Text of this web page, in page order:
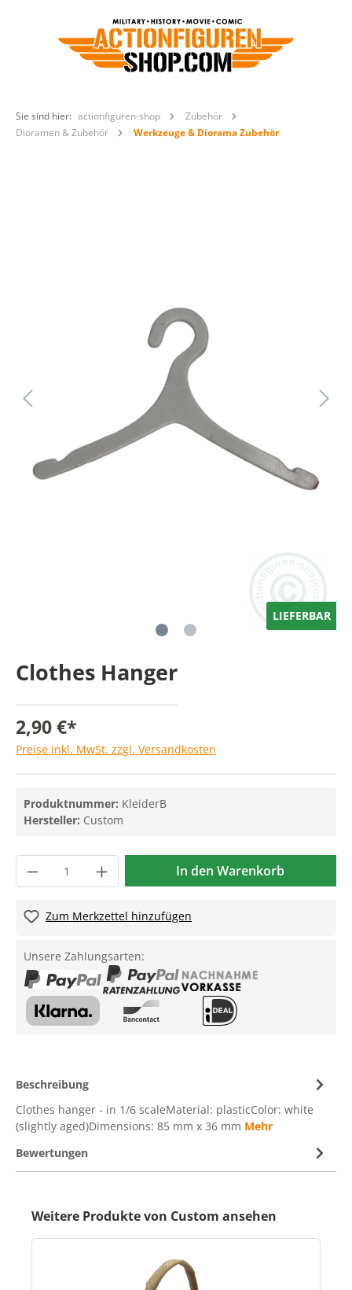
Sie sind hier: actionfiguren-shop
Zubehör
Dioramen & Zubehör
Werkzeuge & Diorama Zubehör
LIEFERBAR
Clothes Hanger
2,90 €*
Preise inkl. MwSt. zzgl. Versandkosten
Produktnummer: KleiderB
Hersteller: Custom
In den Warenkorb
Zum Merkzettel hinzufügen
Unsere Zahlungsarten:
Beschreibung
Clothes hanger - in 1/6 scaleMaterial: plasticColor: white
(slightly aged)Dimensions: 85 mm x 36 mm Mehr
Bewertungen
Weitere Produkte von Custom ansehen